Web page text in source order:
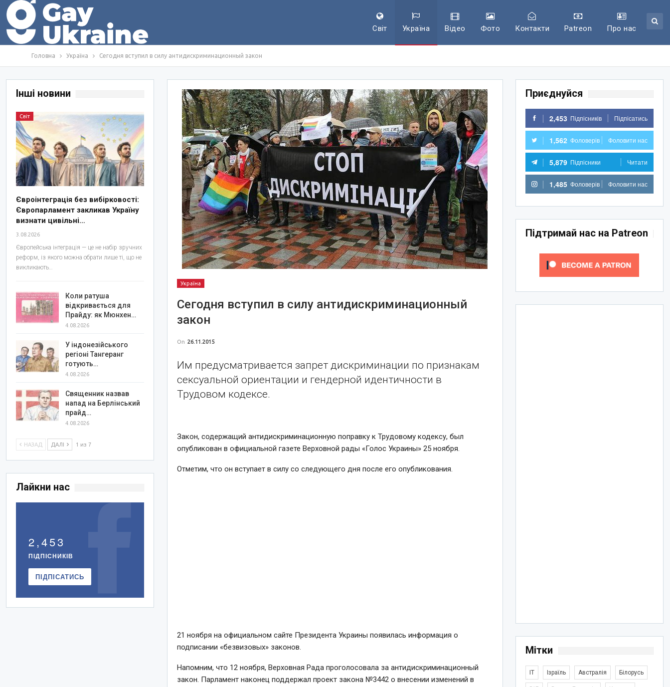
Світ Україна Відео Фото Контакти Patreon Про нас
Головна Україна Сегодня вступил в силу антидискриминационный закон
Україна
Сегодня вступил в силу антидискриминационный
закон
On 26.11.2015
Им предусматривается запрет дискриминации по признакам
сексуальной ориентации и гендерной идентичности в
Трудовом кодексе.
Закон, содержащий антидискриминационную поправку к Трудовому кодексу, был
опубликован в официальной газете Верховной рады «Голос Украины» 25 ноября.
Отметим, что он вступает в силу со следующего дня после его опубликования.
21 ноября на официальном сайте Президента Украины появилась информация о
подписании «безвизовых» законов.
Напомним, что 12 ноября, Верховная Рада проголосовала за антидискриминационный
закон. Парламент наконец поддержал проект закона №3442 о внесении изменений в
Приєднуйся
2,453 Підпісників Підпісатись
1,562 Фоловерів Фоловити нас
5,879 Підпісники Читати
1,485 Фоловерів Фоловити нас
Підтримай нас на Patreon
Мітки
IT Ізраїль Австралія Білорусь
Інші новини
Світ
Євроінтеграція без вибірковості:
Європарламент закликав Україну
визнати цивільні…
3.08.2026
Європейська інтеграція — це не набір зручних
реформ, із якого можна обрати лише ті, що не
викликають…
Коли ратуша
відкривається для
Прайду: як Мюнхен…
4.08.2026
У індонезійського
регіоні Тангеранг
готують…
4.08.2026
Священник назвав
напад на Берлінський
прайд…
4.08.2026
НАЗАД ДАЛІ 1 из 7
Лайкни нас
2,453
ПІДПІСНИКІВ
ПІДПІСАТИСЬ